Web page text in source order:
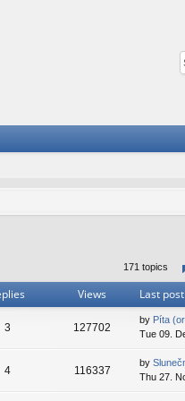
171 topics
Views Last post
3 127702
by Píta
Tue 09.
4 116337
by
Thu 27.